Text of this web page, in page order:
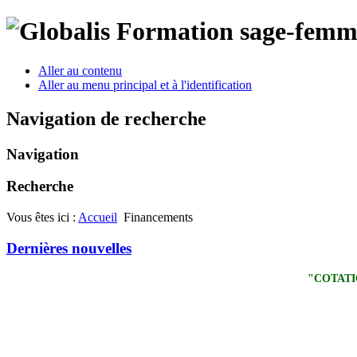
Aller au contenu
Aller au menu principal et à l'identification
Navigation de recherche
Navigation
Recherche
Vous êtes ici : Accueil Financements
Dernières nouvelles